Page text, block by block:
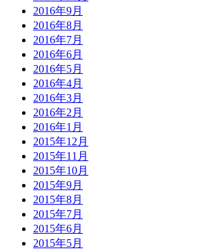
2016年9月
2016年8月
2016年7月
2016年6月
2016年5月
2016年4月
2016年3月
2016年2月
2016年1月
2015年12月
2015年11月
2015年10月
2015年9月
2015年8月
2015年7月
2015年6月
2015年5月